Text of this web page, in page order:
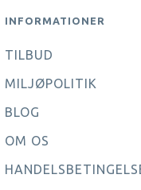
INFORMATIONER
TILBUD
MILJØPOLITIK
BLOG
OM OS